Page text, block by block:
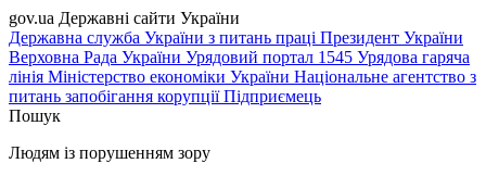
gov.ua Державні сайти України
Державна служба України з питань праці Президент України
Верховна Рада України Урядовий портал 1545 Урядова гаряча
лінія Міністерство економіки України Національне агентство з
питань запобігання корупціїПідприємець
Пошук
Людям із порушенням зору